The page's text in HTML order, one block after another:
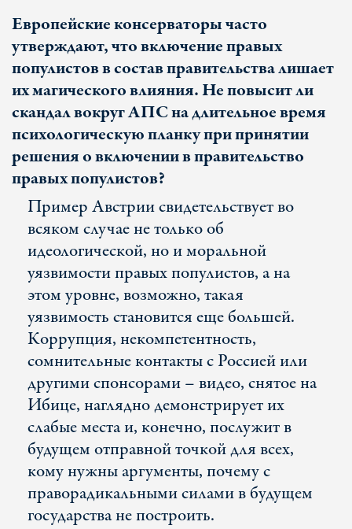
Европейские консерваторы часто
утверждают, что включение правых
популистов в состав правительства лишает
их магического влияния. Не повысит ли
скандал вокруг АПС на длительное время
психологическую планку при принятии
решения о включении в правительство
правых популистов?
Пример Австрии свидетельствует во
всяком случае не только об
идеологической, но и моральной
уязвимости правых популистов, а на
этом уровне, возможно, такая
уязвимость становится еще большей.
Коррупция, некомпетентность,
сомнительные контакты с Россией или
другими спонсорами – видео, снятое на
Ибице, наглядно демонстрирует их
слабые места и, конечно, послужит в
будущем отправной точкой для всех,
кому нужны аргументы, почему с
праворадикальными силами в будущем
государства не построить.